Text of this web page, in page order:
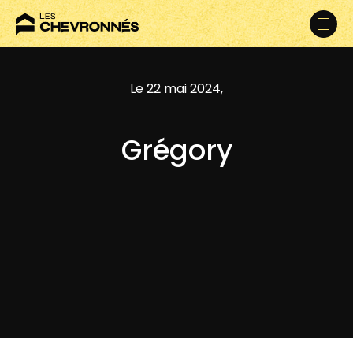
Le 22 mai 2024,
Grégory